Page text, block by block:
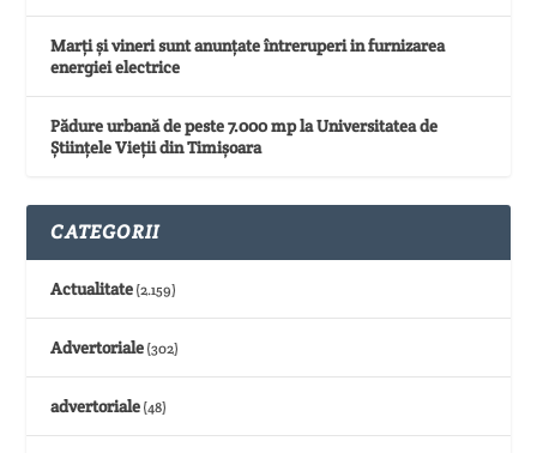
Marți și vineri sunt anunțate întreruperi in furnizarea
energiei electrice
Pădure urbană de peste 7.000 mp la Universitatea de
Științele Vieții din Timișoara
CATEGORII
Actualitate (2.159)
Advertoriale (302)
advertoriale (48)